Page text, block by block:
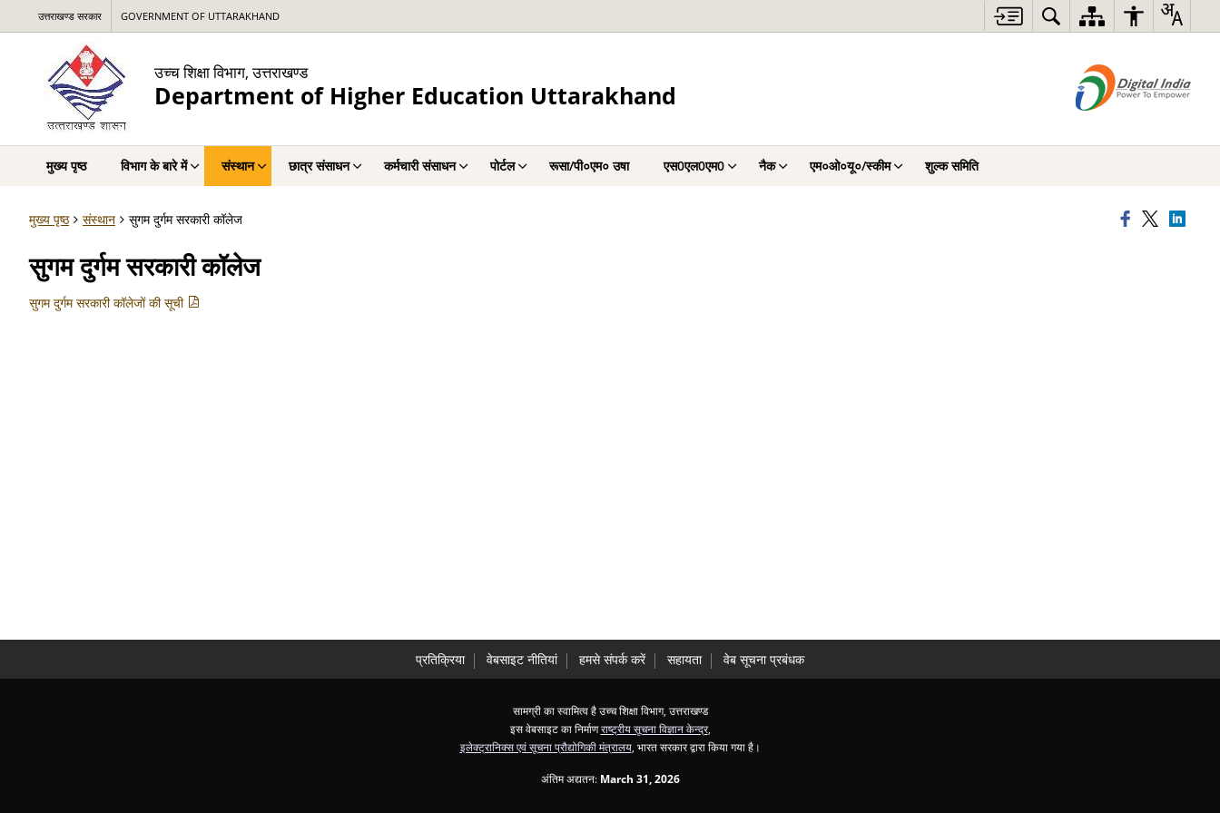
उत्तराखण्ड सरकार GOVERNMENT OF UTTARAKHAND
उच्च शिक्षा विभाग, उत्तराखण्ड
Department of Higher Education Uttarakhand
मुख्य पृष्ठ विभाग के बारे में संस्थान छात्र संसाधन कर्मचारी संसाधन पोर्टल रूसा/पी०एम० उषा एस0एल0एम0 नैक एम०ओ०यू०/स्कीम शुल्क समिति
मुख्य पृष्ठ संस्थान सुगम दुर्गम सरकारी कॉलेज
सुगम दुर्गम सरकारी कॉलेज
सुगम दुर्गम सरकारी कॉलेजों की सूची
प्रतिक्रिया वेबसाइट नीतियां हमसे संपर्क करें सहायता वेब सूचना प्रबंधक
सामग्री का स्वामित्व है उच्च शिक्षा विभाग, उत्तराखण्ड
इस वेबसाइट का निर्माणराष्ट्रीय सूचना विज्ञान केन्द्र,
इलेक्ट्रानिक्स एवं सूचना प्रौद्योगिकी मंत्रालय, भारत सरकार द्वारा किया गया है।
अंतिम अद्यतन: March 31, 2026